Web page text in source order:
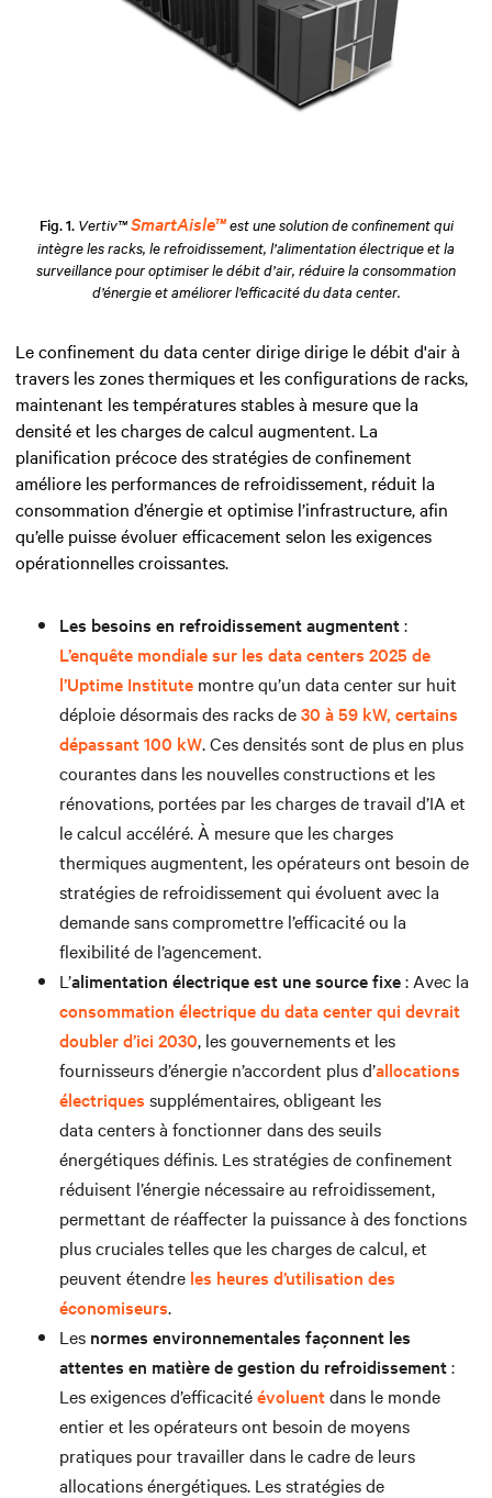
Fig. 1. Vertiv™SmartAisle™est une solution de confinement qui
intègre les racks, le refroidissement, l’alimentation électrique et la
surveillance pour optimiser le débit d’air, réduire la consommation
d’énergie et améliorer l’efficacité du data center.
Le confinement du data center dirige dirige le débit d'air à
travers les zones thermiques et les configurations de racks,
maintenant les températures stables à mesure que la
densité et les charges de calcul augmentent. La
planification précoce des stratégies de confinement
améliore les performances de refroidissement, réduit la
consommation d’énergie et optimise l’infrastructure, afin
qu’elle puisse évoluer efficacement selon les exigences
opérationnelles croissantes.
Les besoins en refroidissement augmentent:
L’enquête mondiale sur les data centers 2025 de
l’Uptime Institute montre qu’un data center sur huit
déploie désormais des racks de30 à 59 kW, certains
dépassant 100 kW. Ces densités sont de plus en plus
courantes dans les nouvelles constructions et les
rénovations, portées par les charges de travail d’IA et
le calcul accéléré. À mesure que les charges
thermiques augmentent, les opérateurs ont besoin de
stratégies de refroidissement qui évoluent avec la
demande sans compromettre l’efficacité ou la
flexibilité de l’agencement.
L’alimentation électrique est une source fixe: Avec la
consommation électrique du data center qui devrait
doubler d’ici 2030, les gouvernements et les
fournisseurs d’énergie n’accordent plus d’allocations
électriques supplémentaires, obligeant les
data centers à fonctionner dans des seuils
énergétiques définis. Les stratégies de confinement
réduisent l’énergie nécessaire au refroidissement,
permettant de réaffecter la puissance à des fonctions
plus cruciales telles que les charges de calcul, et
peuvent étendre les heures d’utilisation des
économiseurs.
Les normes environnementales façonnent les
attentes en matière de gestion du refroidissement:
Les exigences d’efficacitéévoluentdans le monde
entier et les opérateurs ont besoin de moyens
pratiques pour travailler dans le cadre de leurs
allocations énergétiques. Les stratégies de